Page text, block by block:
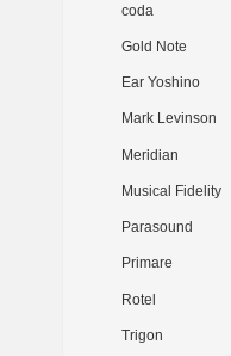
coda
Gold Note
Ear Yoshino
Mark Levinson
Meridian
Musical Fidelity
Parasound
Primare
Rotel
Trigon